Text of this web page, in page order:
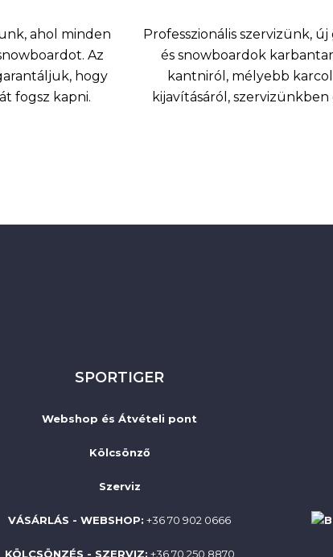
ahol minden
Az
hogy
fogsz kapni.
Professzionális szervizünk,
és snowboardok
kantniról, mélyebb
kijavításáról,
SPORTIGER
Webshop és Átvételi pont
Kölcsönző
Szerviz
VÁSÁRLÁS - WEBSHOP: +36 70 902 0666
KÖLCSÖNZÉS - SZERVIZ: +36 70 250 8870